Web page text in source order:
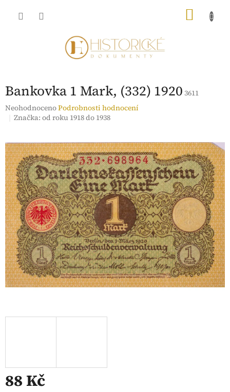
Bankovka 1 Mark, (332) 1920 3611
Průměrné
hodnocení
0,0
z
5
hvězdiček.
NeohodnocenoPodrobnosti hodnocení
Značka:od roku 1918 do 1938
88 Kč